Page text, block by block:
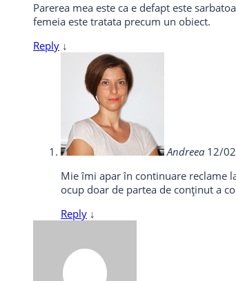
Parerea mea este ca e defapt este
femeia este tratata precum un obiect.
Reply ↓
Andreea 12/
Mie îmi apar în continuare reclame
ocup doar de partea de conținut a
Reply ↓